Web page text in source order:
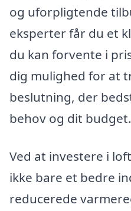
og uforpligtende
eksperter får du et
du kan forvente i
dig mulighed for at
beslutning, der
behov og dit budget.
Ved at investere i
ikke bare et bedre
reducerede